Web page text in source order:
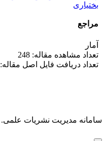
بختیاری
مراجع
آمار
تعداد مشاهده مقاله: 248
تعداد دریافت فایل اصل مقاله: 229
سامانه مدیریت نشریات علمی.